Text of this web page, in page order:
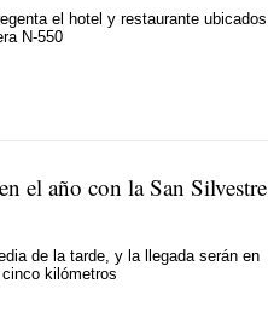
el hotel y restaurante ubicados
N-550
el año con la San Silvestre
de la tarde, y la llegada serán en
kilómetros